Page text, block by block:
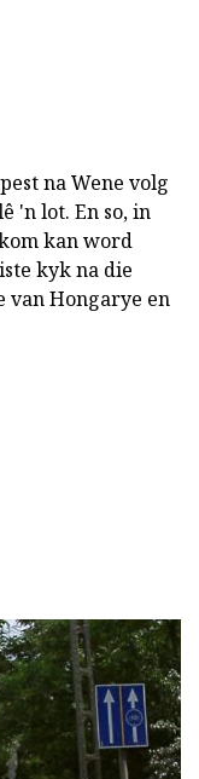
na Wene volg
'n lot. En so, in
kan word
kyk na die
van Hongarye en